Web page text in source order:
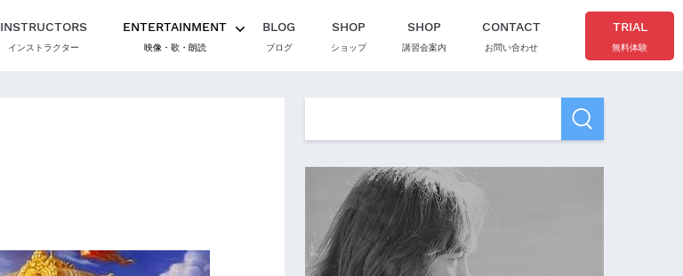
INSTRUCTORS
インストラクター
ENTERTAINMENT
映像・歌・朗読
BLOG
ブログ
SHOP
ショップ
SHOP
講習会案内
CONTACT
お問い合わせ
TRIAL
無料体験